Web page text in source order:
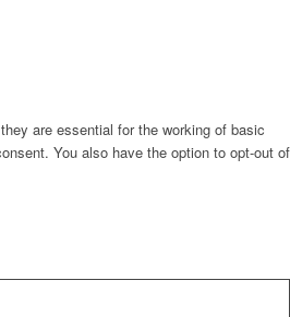
are essential for the working of basic
You also have the option to opt-out of